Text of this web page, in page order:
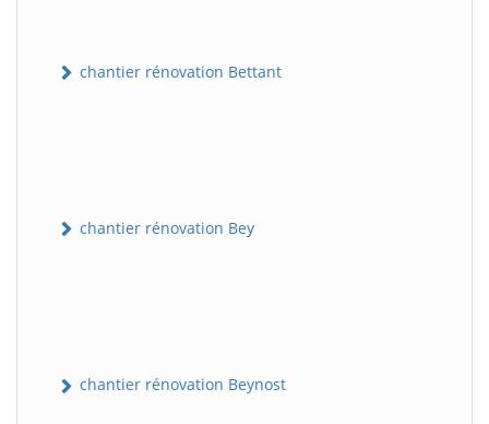
chantier rénovation Bettant
chantier rénovation Bey
chantier rénovation Beynost